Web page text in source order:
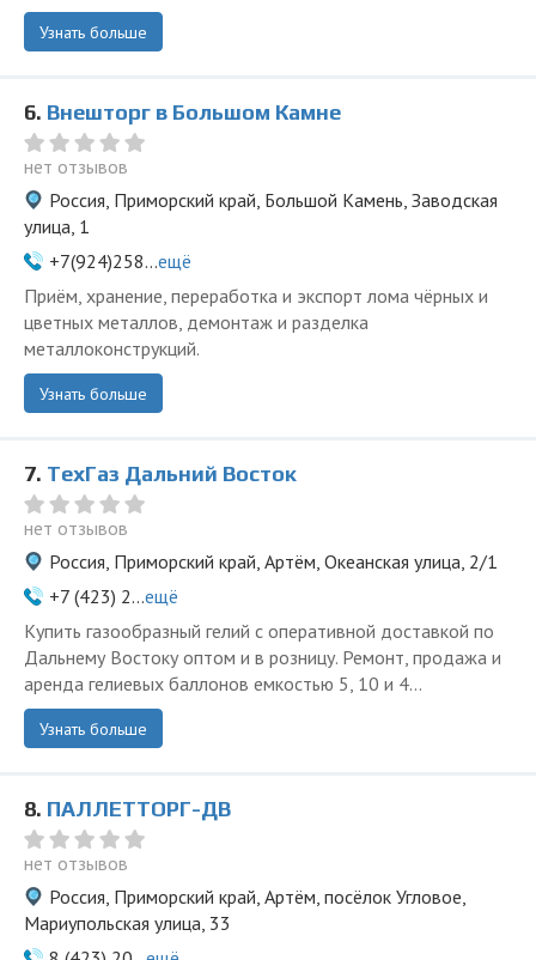
Узнать больше
6. Внешторг в Большом Камне
нет отзывов
Россия, Приморский край, Большой Камень, Заводская
улица, 1
+7(924)258...ещё
Приём, хранение, переработка и экспорт лома чёрных и
цветных металлов, демонтаж и разделка
металлоконструкций.
Узнать больше
7. ТехГаз Дальний Восток
нет отзывов
Россия, Приморский край, Артём, Океанская улица, 2/1
+7 (423) 2...ещё
Купить газообразный гелий с оперативной доставкой по
Дальнему Востоку оптом и в розницу. Ремонт, продажа и
аренда гелиевых баллонов емкостью 5, 10 и 4...
Узнать больше
8. ПАЛЛЕТТОРГ-ДВ
нет отзывов
Россия, Приморский край, Артём, посёлок Угловое,
Мариупольская улица, 33